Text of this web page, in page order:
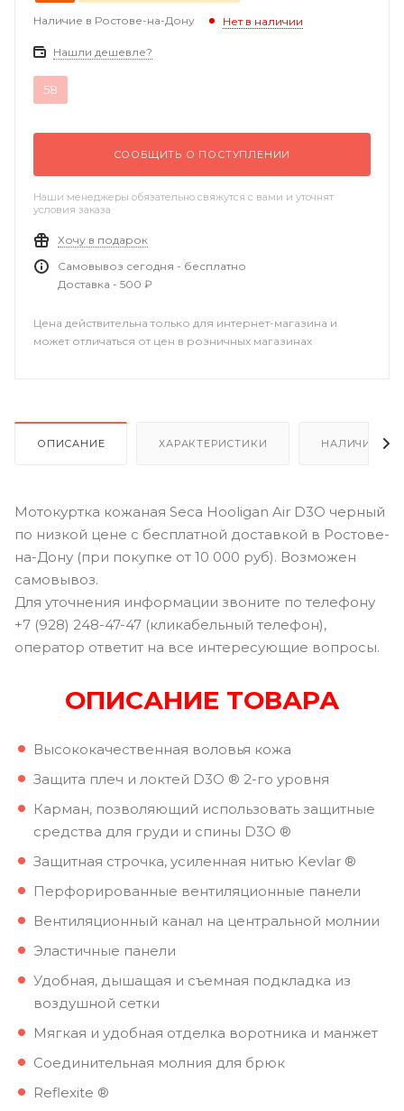
Наличие в Ростове-на-Дону Нет в наличии
Нашли дешевле?
58
СООБЩИТЬ О ПОСТУПЛЕНИИ
Наши менеджеры обязательно свяжутся с вами и уточнят
условия заказа
Хочу в подарок
Самовывоз сегодня - бесплатно
Доставка - 500 ₽
Цена действительна только для интернет-магазина и
может отличаться от цен в розничных магазинах
ОПИСАНИЕ ХАРАКТЕРИСТИКИ НАЛИЧИЕ В
Мотокуртка кожаная Seca Hooligan Air D3O черный
по низкой цене с бесплатной доставкой в Ростове-
на-Дону (при покупке от 10 000 руб). Возможен
самовывоз.
Для уточнения информации звоните по телефону
+7 (928) 248-47-47 (кликабельный телефон),
оператор ответит на все интересующие вопросы.
ОПИСАНИЕ ТОВАРА
Высококачественная воловья кожа
Защита плеч и локтей D3O ® 2-го уровня
Карман, позволяющий использовать защитные
средства для груди и спины D3O ®
Защитная строчка, усиленная нитью Kevlar ®
Перфорированные вентиляционные панели
Вентиляционный канал на центральной молнии
Эластичные панели
Удобная, дышащая и съемная подкладка из
воздушной сетки
Мягкая и удобная отделка воротника и манжет
Соединительная молния для брюк
Reflexite ®